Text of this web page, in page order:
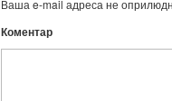
Ваша e-mail адреса не
Коментар